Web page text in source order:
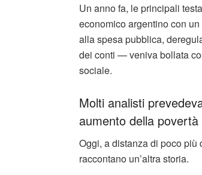
Un anno fa, le principali
economico argentino con
alla spesa pubblica,
dei conti — veniva bollata
sociale.
Molti analisti
aumento della
Oggi, a distanza di poco
raccontano un’altra storia.